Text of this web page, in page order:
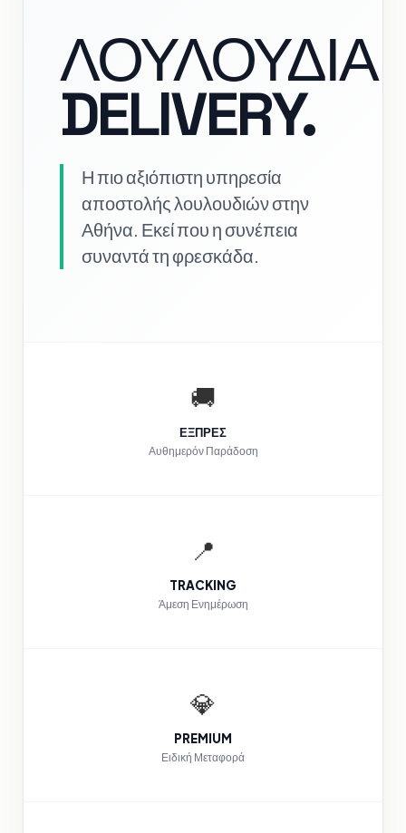
ΛΟΥΛΟΥΔΙΑ
DELIVERY.
Η πιο αξιόπιστη υπηρεσία
αποστολής λουλουδιών στην
Αθήνα. Εκεί που η συνέπεια
συναντά τη φρεσκάδα.
🚚
ΕΞΠΡΕΣ
Αυθημερόν Παράδοση
📍
TRACKING
Άμεση Ενημέρωση
💎
PREMIUM
Ειδική Μεταφορά